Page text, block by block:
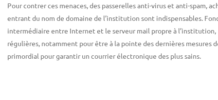
Pour contrer ces menaces, des passerelles anti-virus et anti-spam,
entrant du nom de domaine de l’institution sont indispensables.
intermédiaire entre Internet et le serveur mail propre à l’institution,
régulières, notamment pour être à la pointe des dernières mesures
primordial pour garantir un courrier électronique des plus sains.